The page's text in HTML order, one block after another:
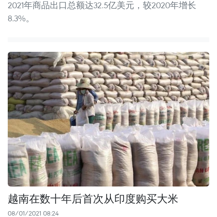
2021年商品出口总额达32.5亿美元，较2020年增长
8.3%。
越南在数十年后首次从印度购买大米
08/01/2021 08:24